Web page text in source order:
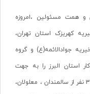
همت مسئولین ،امروزه
کهریزک استان تهران،
جوادالائمه(ع) و گروه
استان البرز را به جهت
مراقبت ، درمان ، آموزش و توانبخشی بیش از 3200 نفر از سالمندان ، معلولان،